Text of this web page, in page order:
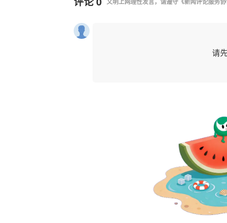
文明上网理性发言，请遵守 《新闻评论服务协
请